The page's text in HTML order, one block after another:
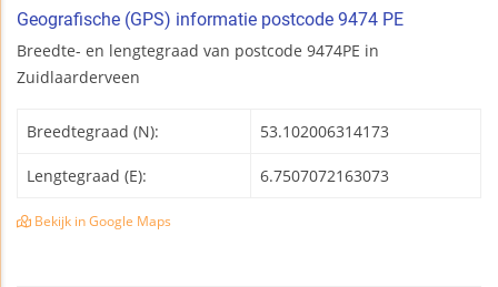
Geografische (GPS) informatie postcode 9474 PE
Breedte- en lengtegraad van postcode 9474PE in
Zuidlaarderveen
Breedtegraad (N): 53.102006314173
Lengtegraad (E): 6.7507072163073
Bekijk in Google Maps